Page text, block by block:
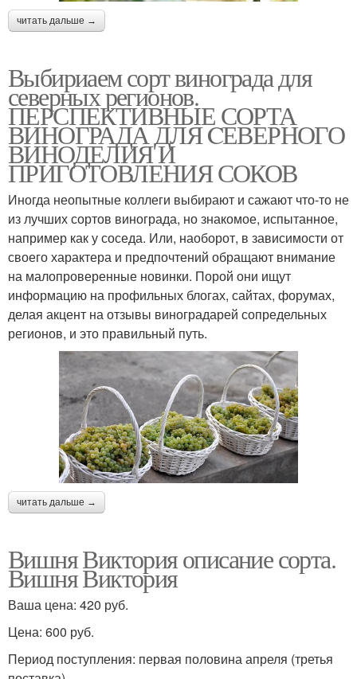
читать дальше →
Выбириаем сорт винограда для
северных регионов.
ПЕРСПЕКТИВНЫЕ СОРТА
ВИНОГРАДА ДЛЯ CЕВЕРНОГО
ВИНОДЕЛИЯ И
ПРИГОТОВЛЕНИЯ СОКОВ
Иногда неопытные коллеги выбирают и сажают что-то не
из лучших сортов винограда, но знакомое, испытанное,
например как у соседа. Или, наоборот, в зависимости от
своего характера и предпочтений обращают внимание
на малопроверенные новинки. Порой они ищут
информацию на профильных блогах, сайтах, форумах,
делая акцент на отзывы виноградарей сопредельных
регионов, и это правильный путь.
читать дальше →
Вишня Виктория описание сорта.
Вишня Виктория
Ваша цена: 420 руб.
Цена: 600 руб.
Период поступления: первая половина апреля (третья